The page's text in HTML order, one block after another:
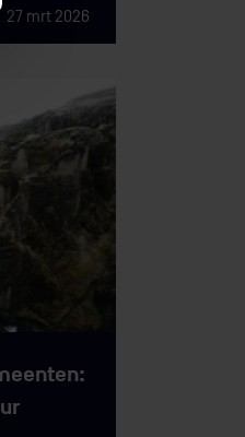
27 mrt 2026